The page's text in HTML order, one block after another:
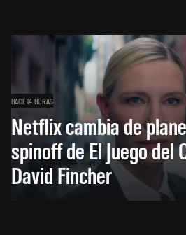
HACE 14 HORAS
Netflix cambia de
spinoff de El Juego del
David Fincher